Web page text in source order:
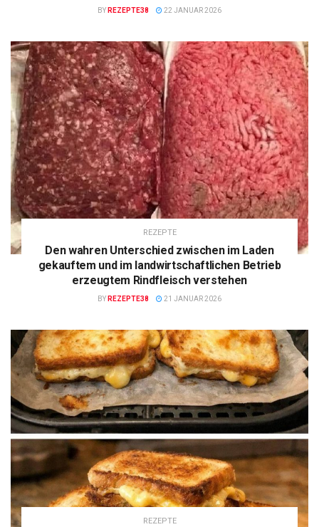
BY REZEPTE38 22 JANUAR 2026
REZEPTE
Den wahren Unterschied zwischen im Laden
gekauftem und im landwirtschaftlichen Betrieb
erzeugtem Rindfleisch verstehen
BY REZEPTE38 21 JANUAR 2026
REZEPTE